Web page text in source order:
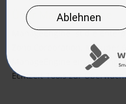
Über ManageEngine
ManageEngine ist die
Zoho Corporation. Mit über
ManageEngine ein
Echtzeit-Tools zur